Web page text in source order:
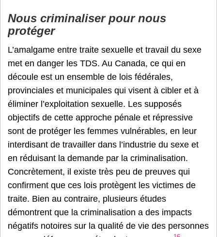
Nous criminaliser pour nous
protéger
L’amalgame entre traite sexuelle et travail du sexe
met en danger les TDS. Au Canada, ce qui en
découle est un ensemble de lois fédérales,
provinciales et municipales qui visent à cibler et à
éliminer l’exploitation sexuelle. Les supposés
objectifs de cette approche pénale et répressive
sont de protéger les femmes vulnérables, en leur
interdisant de travailler dans l’industrie du sexe et
en réduisant la demande par la criminalisation.
Concrètement, il existe très peu de preuves qui
confirment que ces lois protègent les victimes de
traite. Bien au contraire, plusieurs études
démontrent que la criminalisation a des impacts
négatifs notoires sur la qualité de vie des personnes